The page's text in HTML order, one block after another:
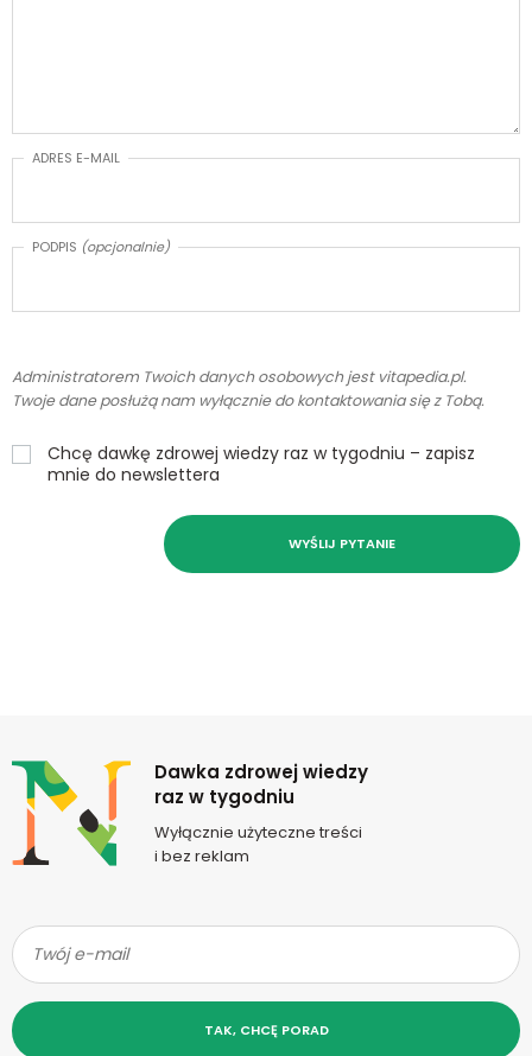
ADRES E-MAIL
PODPIS (opcjonalnie)
Administratorem Twoich danych osobowych jest vitapedia.pl.
Twoje dane posłużą nam wyłącznie do kontaktowania się z Tobą.
Chcę dawkę zdrowej wiedzy raz w tygodniu – zapisz
mnie do newslettera
WYŚLIJ PYTANIE
Newsletter
Dawka zdrowej wiedzy
raz w tygodniu
Wyłącznie użyteczne treści
i bez reklam
TAK, CHCĘ PORAD